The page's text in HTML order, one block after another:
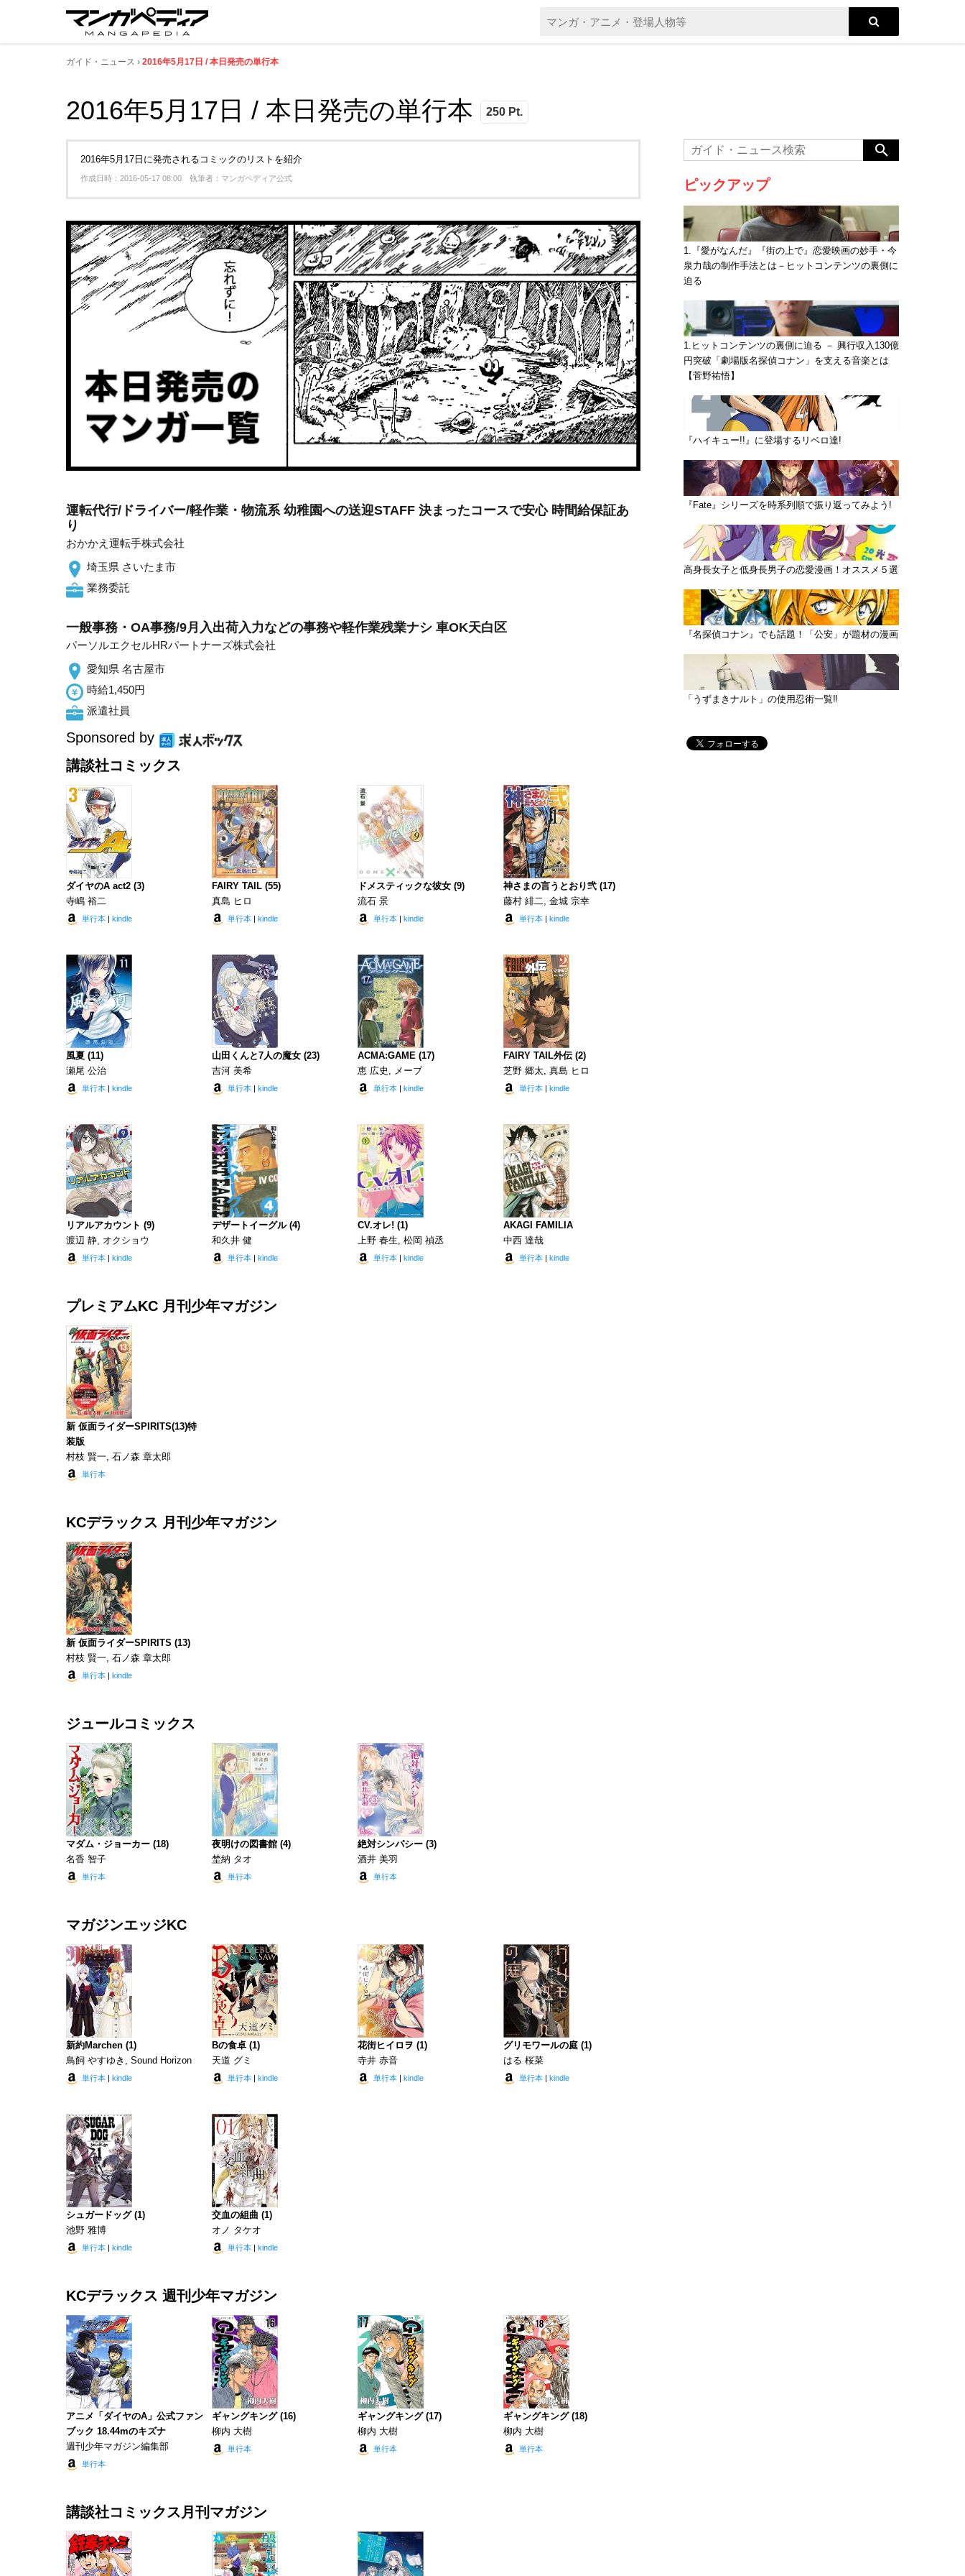
ガイド・ニュース 2016年5月17日 / 本日発売の単行本
2016年5月17日 / 本日発売の単行本 250 Pt.
2016年5月17日に発売されるコミックのリストを紹介
作成日時：2016-05-17 08:00 執筆者：マンガペディア公式
運転代行/ドライバー/軽作業・物流系 幼稚園への送迎STAFF 決まったコースで安心 時間給保証あ
り
おかかえ運転手株式会社
埼玉県 さいたま市
業務委託
一般事務・OA事務/9月入出荷入力などの事務や軽作業残業ナシ 車OK天白区
パーソルエクセルHRパートナーズ株式会社
愛知県 名古屋市
時給1,450円
派遣社員
Sponsored by
講談社コミックス
ダイヤのA act2 (3)
寺嶋 裕二
単行本 kindle
FAIRY TAIL (55)
真島 ヒロ
単行本 kindle
ドメスティックな彼女 (9)
流石 景
単行本 kindle
神さまの言うとおり弐 (17)
藤村 緋二, 金城 宗幸
単行本 kindle
風夏 (11)
瀬尾 公治
単行本 kindle
山田くんと7人の魔女 (23)
吉河 美希
単行本 kindle
ACMA:GAME (17)
恵 広史, メーブ
単行本 kindle
FAIRY TAIL外伝 (2)
芝野 郷太, 真島 ヒロ
単行本 kindle
リアルアカウント (9)
渡辺 静, オクショウ
単行本 kindle
デザートイーグル (4)
和久井 健
単行本 kindle
CV.オレ! (1)
上野 春生, 松岡 禎丞
単行本 kindle
AKAGI FAMILIA
中西 達哉
単行本 kindle
プレミアムKC 月刊少年マガジン
新 仮面ライダーSPIRITS(13)特
装版
村枝 賢一, 石ノ森 章太郎
単行本
KCデラックス 月刊少年マガジン
新 仮面ライダーSPIRITS (13)
村枝 賢一, 石ノ森 章太郎
単行本 kindle
ジュールコミックス
マダム・ジョーカー (18)
名香 智子
単行本
夜明けの図書館 (4)
埜納 タオ
単行本
絶対シンパシー (3)
酒井 美羽
単行本
マガジンエッジKC
新約Marchen (1)
鳥飼 やすゆき, Sound Horizon
単行本 kindle
Bの食卓 (1)
天道 グミ
単行本 kindle
花街ヒイロヲ (1)
寺井 赤音
単行本 kindle
グリモワールの庭 (1)
はる 桜菜
単行本 kindle
シュガードッグ (1)
池野 雅博
単行本 kindle
交血の組曲 (1)
オノ タケオ
単行本 kindle
KCデラックス 週刊少年マガジン
アニメ「ダイヤのA」公式ファン
ブック 18.44mのキズナ
週刊少年マガジン編集部
単行本
ギャングキング (16)
柳内 大樹
単行本
ギャングキング (17)
柳内 大樹
単行本
ギャングキング (18)
柳内 大樹
単行本
講談社コミックス月刊マガジン
ピックアップ
1.『愛がなんだ』『街の上で』恋愛映画の妙手・今
泉力哉の制作手法とは－ヒットコンテンツの裏側に
迫る
1.ヒットコンテンツの裏側に迫る － 興行収入130億
円突破「劇場版名探偵コナン」を支える音楽とは
【菅野祐悟】
『ハイキュー!!』に登場するリベロ達!
『Fate』シリーズを時系列順で振り返ってみよう!
高身長女子と低身長男子の恋愛漫画！オススメ５選
『名探偵コナン』でも話題！「公安」が題材の漫画
「うずまきナルト」の使用忍術一覧‼